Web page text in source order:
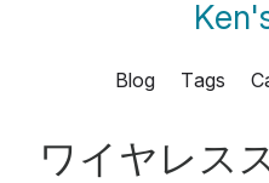
Blog Tags
ワイヤレス